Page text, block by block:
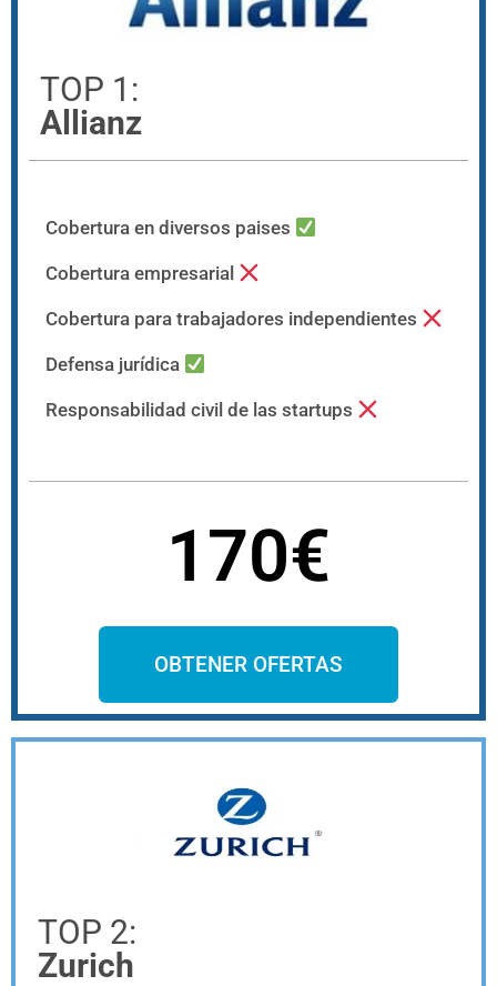
TOP 1:
Allianz
Cobertura en diversos paises
Cobertura empresarial
Cobertura para trabajadores independientes
Defensa jurídica
Responsabilidad civil de las startups
170€
OBTENER OFERTAS
TOP 2:
Zurich